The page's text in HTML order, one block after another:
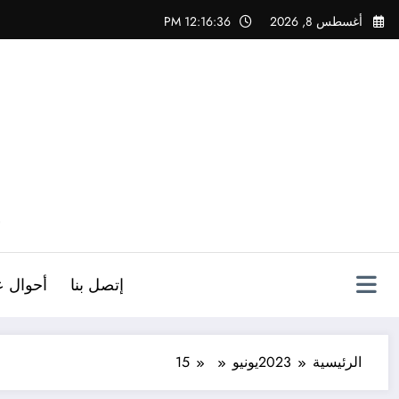
التجاوز
إلى
أغسطس 8, 2026 12:16:37 PM
إتصل بنا أحوال
الرئيسية 2023يونيو 15